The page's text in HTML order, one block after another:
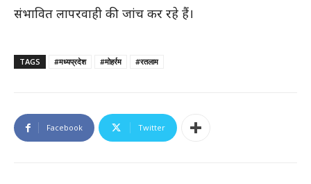
संभावित लापरवाही की जांच कर रहे हैं।
TAGS #मध्यप्रदेश #मोहर्रम #रतलाम
Facebook Twitter